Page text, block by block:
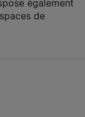
également
de